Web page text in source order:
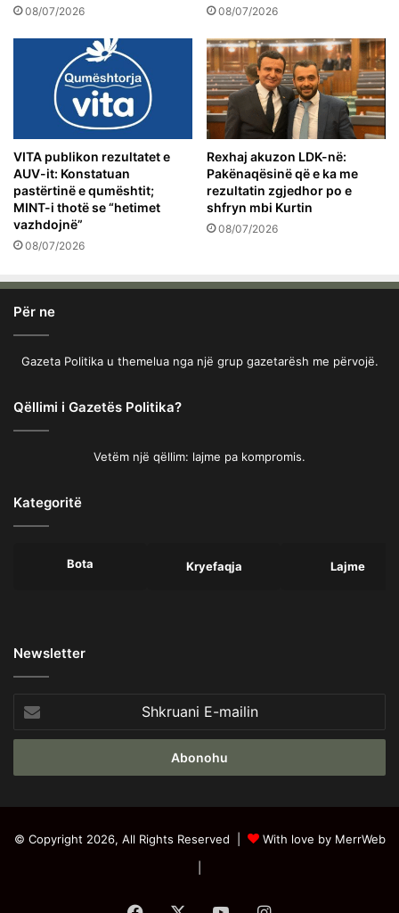
08/07/2026 08/07/2026
VITA publikon rezultatet e
AUV-it: Konstatuan
pastërtinë e qumështit;
MINT-i thotë se “hetimet
vazhdojnë”
08/07/2026
Rexhaj akuzon LDK-në:
Pakënaqësinë që e ka me
rezultatin zgjedhor po e
shfryn mbi Kurtin
08/07/2026
Për ne
Gazeta Politika u themelua nga një grup gazetarësh me përvojë.
Qëllimi i Gazetës Politika?
Vetëm një qëllim: lajme pa kompromis.
Kategoritë
Bota Kryefaqja Lajme
Newsletter
E-
mailin
© Copyright 2026, All Rights Reserved |
With love by MerrWeb